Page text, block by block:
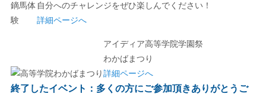
自分へのチャレンジをぜひ楽しんでください！
詳細ページへ
アイディア高等学院学園祭
わかばまつり
詳細ページへ
終了したイベント：多くの方にご参加頂きありがとうご